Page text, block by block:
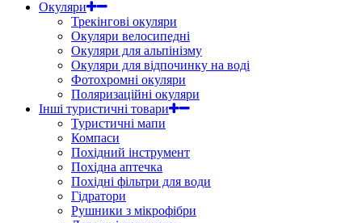
Окуляри
Трекінгові окуляри
Окуляри велосипедні
Окуляри для альпінізму
Окуляри для відпочинку на воді
Фотохромні окуляри
Поляризаційні окуляри
Інші туристичні товари
Туристичні мапи
Компаси
Похідний інструмент
Похідна аптечка
Похідні фільтри для води
Гідратори
Рушники з мікрофібри